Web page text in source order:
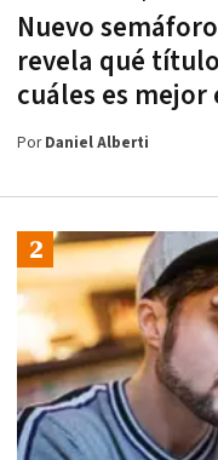
Nuevo
revela qué
cuáles es mejor
PorDaniel Alberti